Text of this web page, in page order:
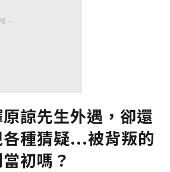
諒先生外遇，卻還
種猜疑...被背叛的
初嗎？